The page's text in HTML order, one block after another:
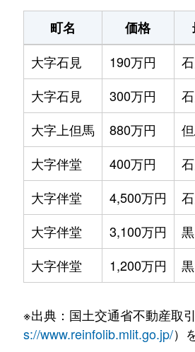
町名 価格
大字石見
190万円
大字石見
300万円
大字上但馬
880万円
大字伴堂
400万円
大字伴堂
4,500万円
大字伴堂
3,100万円
大字伴堂
1,200万円
※出典：国土交通省不動産取
s://www.reinfolib.mlit.go.jp/）